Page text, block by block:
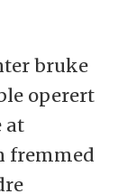
bruke
operert
at
fremmed